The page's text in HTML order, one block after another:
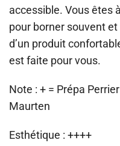
accessible. Vous êtes
pour borner souvent
d’un produit
est faite pour vous.
Note : + = Prépa
Maurten
Esthétique : ++++